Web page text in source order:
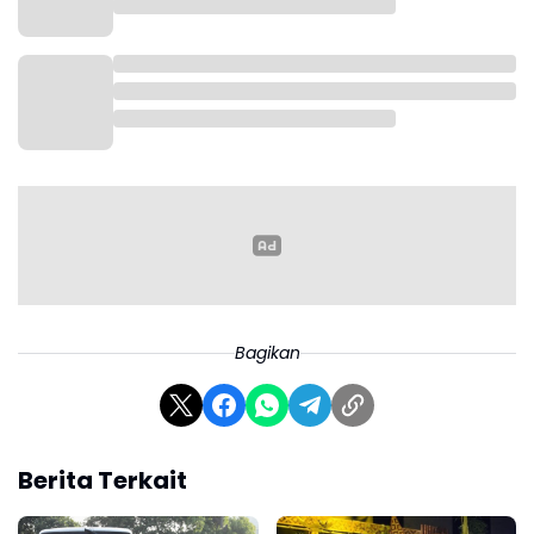
Aksi ini tidak lagi mencerminkan gerakan mahasiswa yang
terdidik. Justru yang terlihat lebih kepada tindakan anarkis. Ini
sangat disayangkan, karena aksi yang seharusnya menjadi ajang
menyampaikan aspirasi malah menjadi ajang provokasi, ucapnya.
Terkait insiden pengerusakan, Endang menegaskan bahwa
pihaknya menyerahkan sepenuhnya kepada aparat penegak
jalan. Tahun ini, semua kendaraan yang digunakan berplat T,
masih ada armada dari luar. Kami juga telah memeriksa kondisi
rem, mesin, hingga melakukan tes narkoba kepada para sopir,”
Bagikan
Berita Terkait